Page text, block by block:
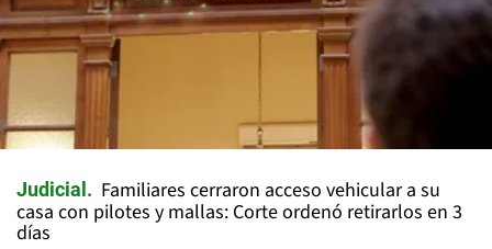
Judicial
Familiares cerraron acceso vehicular a su
casa con pilotes y mallas: Corte ordenó retirarlos en 3
días